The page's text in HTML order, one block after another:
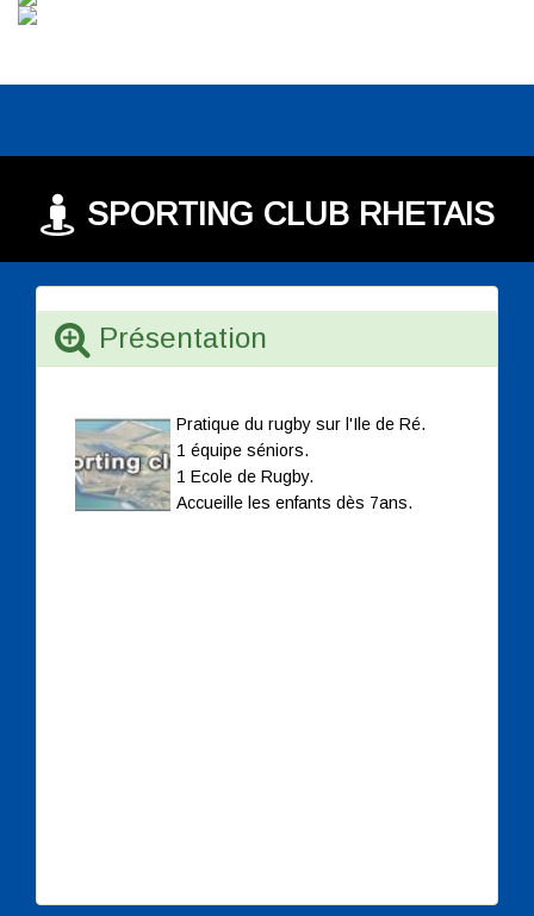
SPORTING CLUB RHETAIS
Présentation
Pratique du rugby sur l'Ile de Ré.
1 équipe séniors.
1 Ecole de Rugby.
Accueille les enfants dès 7ans.